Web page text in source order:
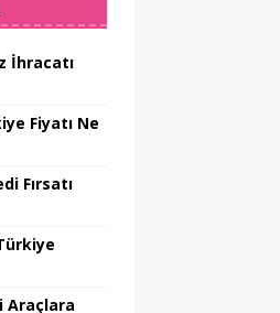
İhracatı
Fiyatı Ne
Fırsatı
Araçlara